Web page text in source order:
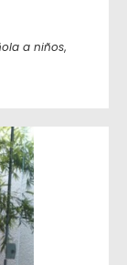
a niños,